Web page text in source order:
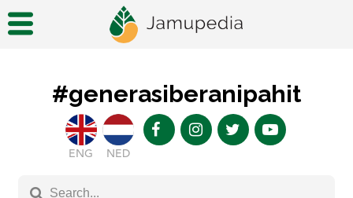
#generasiberanipahit
ENG NED